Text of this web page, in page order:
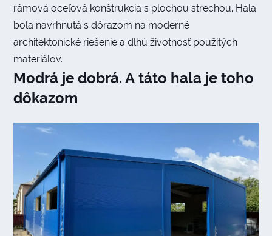
rámová oceľová konštrukcia s plochou strechou. Hala
bola navrhnutá s dôrazom na moderné
architektonické riešenie a dlhú životnosť použitých
materiálov.
Modrá je dobrá. A táto hala je toho
dôkazom